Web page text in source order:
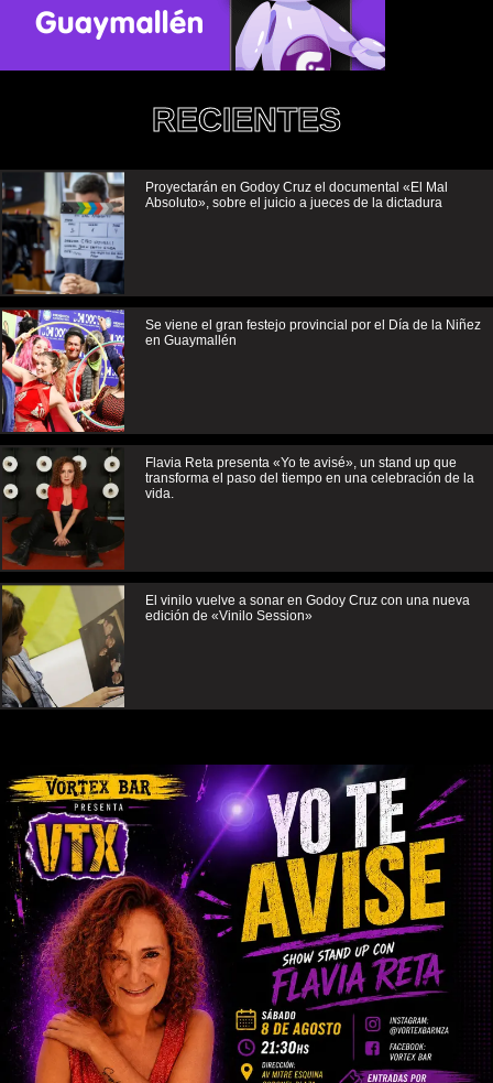
RECIENTES
Proyectarán en Godoy Cruz el documental «El Mal
Absoluto», sobre el juicio a jueces de la dictadura
Se viene el gran festejo provincial por el Día de la Niñez
en Guaymallén
Flavia Reta presenta «Yo te avisé», un stand up que
transforma el paso del tiempo en una celebración de la
vida.
El vinilo vuelve a sonar en Godoy Cruz con una nueva
edición de «Vinilo Session»